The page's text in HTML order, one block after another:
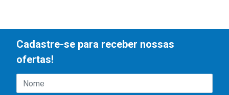
Cadastre-se para receber nossas
ofertas!